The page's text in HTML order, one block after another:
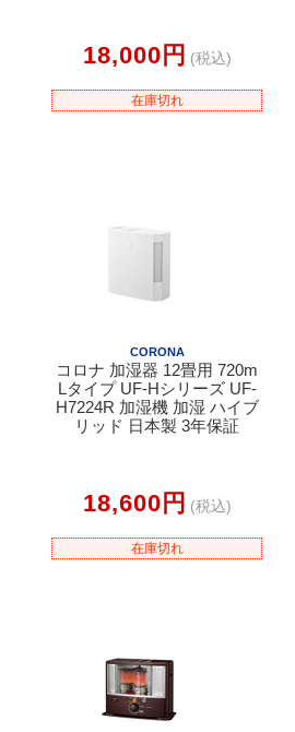
18,000円 (税込)
在庫切れ
CORONA
コロナ 加湿器 12畳用 720m
Lタイプ UF-Hシリーズ UF-
H7224R 加湿機 加湿 ハイブ
リッド 日本製 3年保証
18,600円 (税込)
在庫切れ